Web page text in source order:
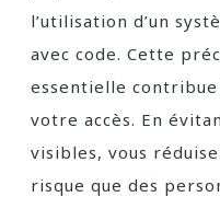
l’utilisation d’un
avec code. Cette
essentielle
votre accès. En
visibles, vous
risque que des